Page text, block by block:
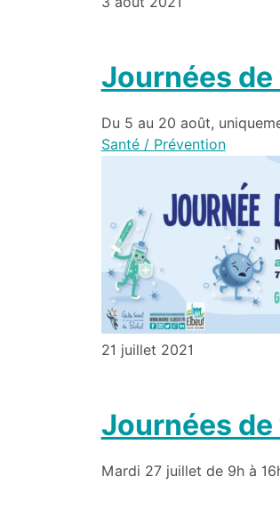
Journées
Du 5 au 20 août,
Santé / Prévention
21 juillet 2021
Journées
Mardi 27 juillet de 9h à